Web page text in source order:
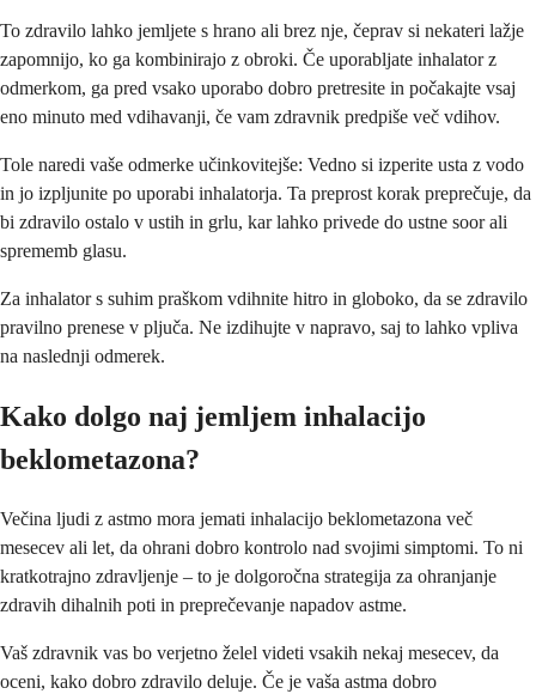
To zdravilo lahko jemljete s hrano ali brez nje, čeprav si nekateri lažje
zapomnijo, ko ga kombinirajo z obroki. Če uporabljate inhalator z
odmerkom, ga pred vsako uporabo dobro pretresite in počakajte vsaj
eno minuto med vdihavanji, če vam zdravnik predpiše več vdihov.
Tole naredi vaše odmerke učinkovitejše: Vedno si izperite usta z vodo
in jo izpljunite po uporabi inhalatorja. Ta preprost korak preprečuje, da
bi zdravilo ostalo v ustih in grlu, kar lahko privede do ustne soor ali
sprememb glasu.
Za inhalator s suhim praškom vdihnite hitro in globoko, da se zdravilo
pravilno prenese v pljuča. Ne izdihujte v napravo, saj to lahko vpliva
na naslednji odmerek.
Kako dolgo naj jemljem inhalacijo
beklometazona?
Večina ljudi z astmo mora jemati inhalacijo beklometazona več
mesecev ali let, da ohrani dobro kontrolo nad svojimi simptomi. To ni
kratkotrajno zdravljenje – to je dolgoročna strategija za ohranjanje
zdravih dihalnih poti in preprečevanje napadov astme.
Vaš zdravnik vas bo verjetno želel videti vsakih nekaj mesecev, da
oceni, kako dobro zdravilo deluje. Če je vaša astma dobro